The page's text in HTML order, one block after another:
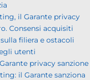
il Garante privacy
Consensi acquisiti
filiera e ostacoli
utenti
privacy sanzione
il Garante sanziona